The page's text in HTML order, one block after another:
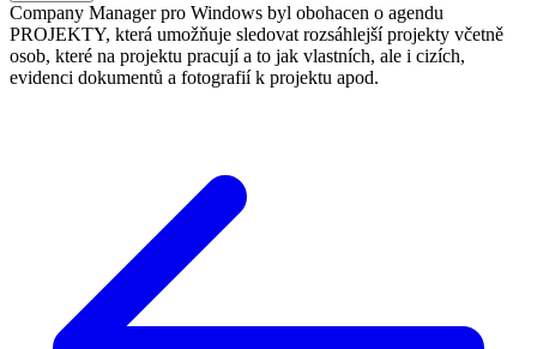
Company Manager pro Windows byl obohacen o agendu
PROJEKTY, která umožňuje sledovat rozsáhlejší projekty včetně
osob, které na projektu pracují a to jak vlastních, ale i cizích,
evidenci dokumentů a fotografií k projektu apod.